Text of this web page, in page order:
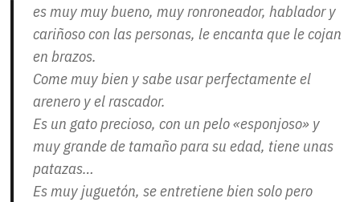
es muy muy bueno, muy ronroneador, hablador y
cariñoso con las personas, le encanta que le cojan
en brazos.
Come muy bien y sabe usar perfectamente el
arenero y el rascador.
Es un gato precioso, con un pelo «esponjoso» y
muy grande de tamaño para su edad, tiene unas
patazas…
Es muy juguetón, se entretiene bien solo pero